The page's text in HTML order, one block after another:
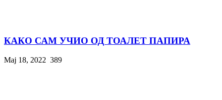
КАКО САМ УЧИО ОД ТОАЛЕТ ПАПИРА
Мај 18, 2022 389